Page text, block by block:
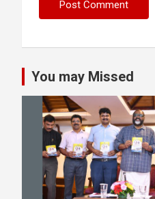
You may Missed